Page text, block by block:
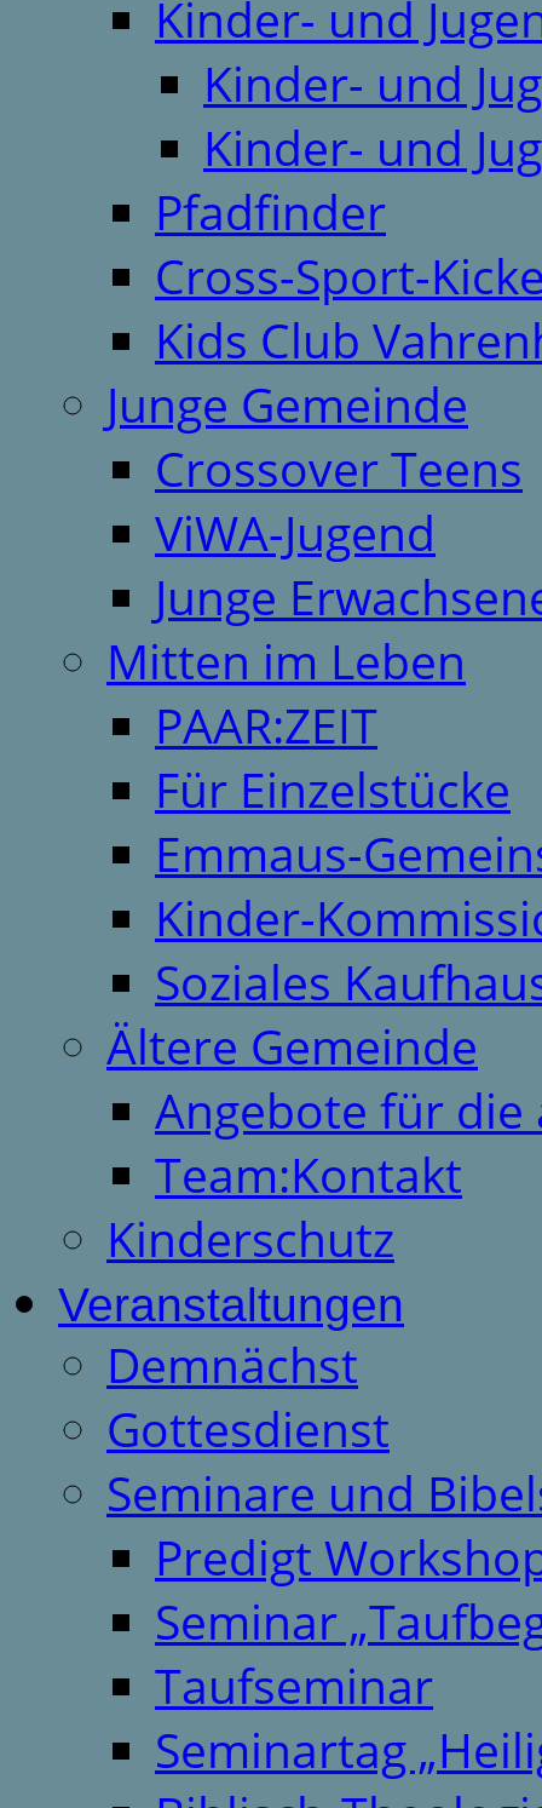
Kinder- und
Kinder- und
Kinder- und
Pfadfinder
Cross-Sport-
Kids Club
Junge Gemeinde
Crossover Teens
ViWA-Jugend
Junge
Mitten im Leben
PAAR:ZEIT
Für Einzelstücke
Emmaus-
Kinder-
Soziales
Ältere Gemeinde
Angebote für
Team:Kontakt
Kinderschutz
Veranstaltungen
Demnächst
Gottesdienst
Seminare und
Predigt
Seminar
Taufseminar
Seminartag